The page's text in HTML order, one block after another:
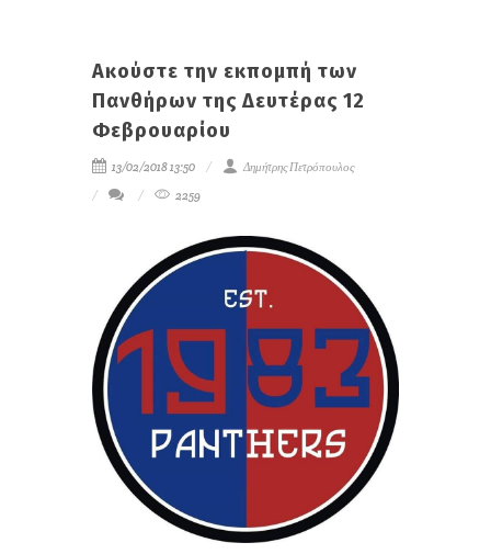
Ακούστε την εκπομπή των
Πανθήρων της Δευτέρας 12
Φεβρουαρίου
13/02/2018 13:50
Δημήτρης Πετρόπουλος
2259